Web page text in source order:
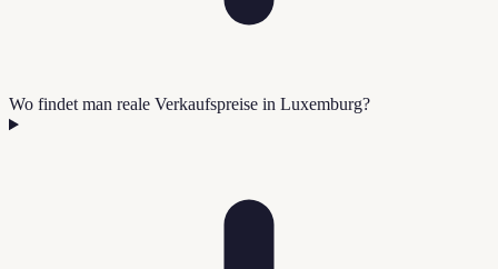
Wo findet man reale Verkaufspreise in Luxemburg?